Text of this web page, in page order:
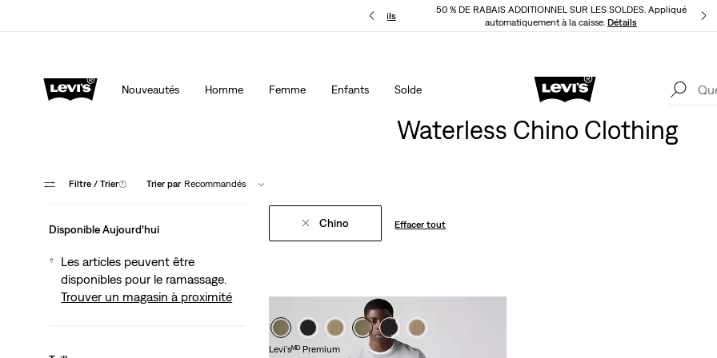
50 % DE RABAIS ADDITIONNEL SUR LES SOLDES. Appliqué
automatiquement à la caisse.Détails
Détails
Nouveautés Homme Femme Enfants Solde
LE MEILLEUR DE LEVI'SMD – MAINTENANT DANS L’APPLI Détails
Waterless Chino Clothing
Filtre / Trier(1) Trier par Recommandés
Disponible Aujourd’hui
Les articles peuvent être
disponibles pour le ramassage.
Trouver un magasin à proximité
Chino Effacer tout
Levi'sᴹᴰ Premium